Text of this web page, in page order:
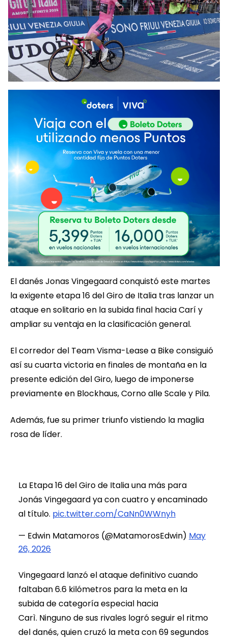
El danés Jonas Vingegaard conquistó este martes
la exigente etapa 16 del Giro de Italia tras lanzar un
ataque en solitario en la subida final hacia Carí y
ampliar su ventaja en la clasificación general.
El corredor del Team Visma-Lease a Bike consiguió
así su cuarta victoria en finales de montaña en la
presente edición del Giro, luego de imponerse
previamente en Blockhaus, Corno alle Scale y Pila.
Además, fue su primer triunfo vistiendo la maglia
rosa de líder.
La Etapa 16 del Giro de Italia una más para
Jonás Vingegaard ya con cuatro y encaminado
al título. pic.twitter.com/CaNn0WWnyh
— Edwin Matamoros (@MatamorosEdwin) May
26, 2026
Vingegaard lanzó el ataque definitivo cuando
faltaban 6.6 kilómetros para la meta en la
subida de categoría especial hacia
Carì. Ninguno de sus rivales logró seguir el ritmo
del danés, quien cruzó la meta con 69 segundos